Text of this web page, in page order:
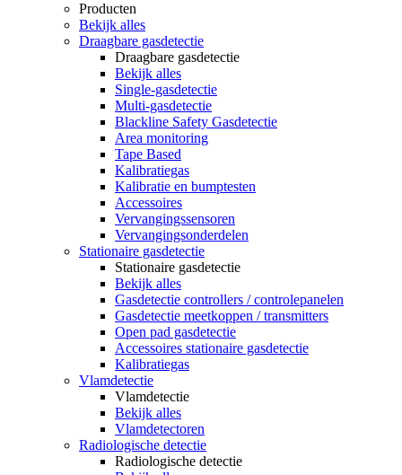
Producten
Bekijk alles
Draagbare gasdetectie
Draagbare gasdetectie
Bekijk alles
Single-gasdetectie
Multi-gasdetectie
Blackline Safety Gasdetectie
Area monitoring
Tape Based
Kalibratiegas
Kalibratie en bumptesten
Accessoires
Vervangingssensoren
Vervangingsonderdelen
Stationaire gasdetectie
Stationaire gasdetectie
Bekijk alles
Gasdetectie controllers / controlepanelen
Gasdetectie meetkoppen / transmitters
Open pad gasdetectie
Accessoires stationaire gasdetectie
Kalibratiegas
Vlamdetectie
Vlamdetectie
Bekijk alles
Vlamdetectoren
Radiologische detectie
Radiologische detectie